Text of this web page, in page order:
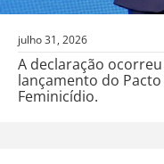
julho 31, 2026
A declaração
lançamento do
Feminicídio.